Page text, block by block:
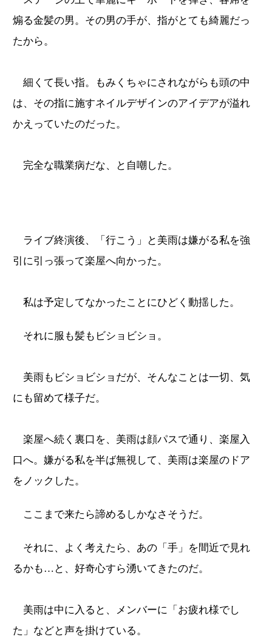
煽る金髪の男。その男の手が、指がとても綺麗だっ
たから。
細くて長い指。もみくちゃにされながらも頭の中
は、その指に施すネイルデザインのアイデアが溢れ
かえっていたのだった。
完全な職業病だな、と自嘲した。
ライブ終演後、「行こう」と美雨は嫌がる私を強
引に引っ張って楽屋へ向かった。
私は予定してなかったことにひどく動揺した。
それに服も髪もビショビショ。
美雨もビショビショだが、そんなことは一切、気
にも留めて様子だ。
楽屋へ続く裏口を、美雨は顔パスで通り、楽屋入
口へ。嫌がる私を半ば無視して、美雨は楽屋のドア
をノックした。
ここまで来たら諦めるしかなさそうだ。
それに、よく考えたら、あの「手」を間近で見れ
るかも…と、好奇心すら湧いてきたのだ。
美雨は中に入ると、メンバーに「お疲れ様でし
た」などと声を掛けている。